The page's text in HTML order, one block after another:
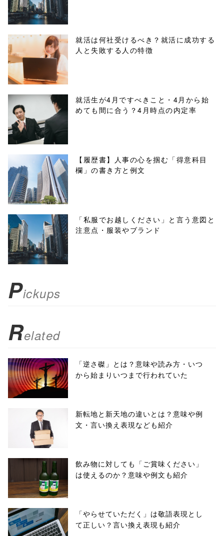
/tapbiz_theme/
parts/sns-
buttons.php on
line10
/1029643"
onclick="windo
w.open(this.hre
f, 'Gwindow',
'width=550,
height=450,
menubar=no,
toolbar=no,
scrollbars=yes'
false;"> シェア
就活は何社受けるべき？就活に成功する
人と失敗する人の特徴
就活生が4月ですべきこと・4月から始
めても間に合う？4月時点の内定率
【履歴書】人事の心を掴む「得意科目
欄」の書き方と例文
「私服でお越しください」と言う意図と
注意点・服装やブランド
Pickups
Related
「逆さ磔」とは？意味や読み方・いつ
から始まりいつまで行われていた
新転地と新天地の違いとは？意味や例
文・言い換え表現なども紹介
飲み物に対しても「ご賞味ください」
は使えるのか？意味や例文も紹介
「やらせていただく」は敬語表現とし
て正しい？言い換え表現も紹介